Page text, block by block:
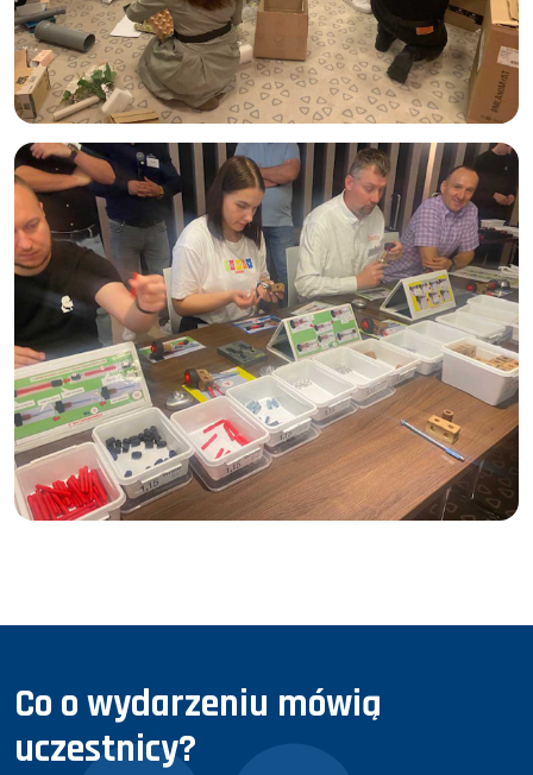
Co o wydarzeniu mówią
uczestnicy?